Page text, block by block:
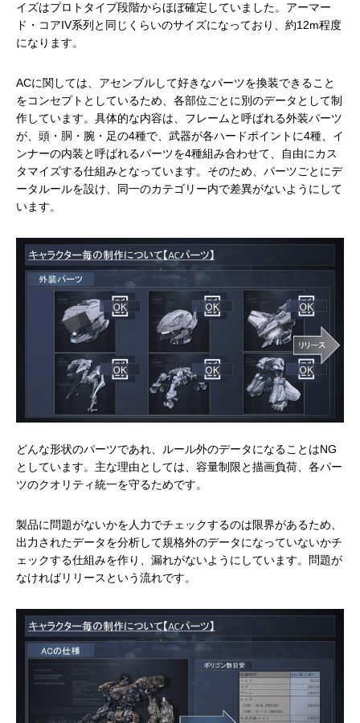
イズはプロトタイプ段階からほぼ確定していました。アーマー
ド・コアIV系列と同じくらいのサイズになっており、約12m程度
になります。
ACに関しては、アセンブルして好きなパーツを換装できること
をコンセプトとしているため、各部位ごとに別のデータとして制
作しています。具体的な内容は、フレームと呼ばれる外装パーツ
が、頭・胴・腕・足の4種で、武器が各ハードポイントに4種、イ
ンナーの内装と呼ばれるパーツを4種組み合わせて、自由にカス
タマイズする仕組みとなっています。そのため、パーツごとにデ
ータルールを設け、同一のカテゴリー内で差異がないようにして
います。
どんな形状のパーツであれ、ルール外のデータになることはNG
としています。主な理由としては、容量制限と描画負荷、各パー
ツのクオリティ統一を守るためです。
製品に問題がないかを人力でチェックするのは限界があるため、
出力されたデータを分析して規格外のデータになっていないかチ
ェックする仕組みを作り、漏れがないようにしています。問題が
なければリリースという流れです。